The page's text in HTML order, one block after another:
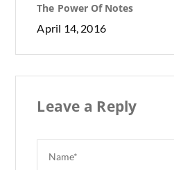
The Power Of Notes
April 14, 2016
Leave a Reply